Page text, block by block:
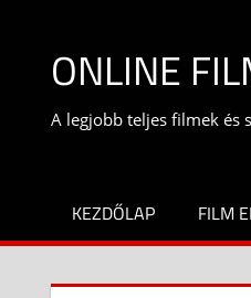
contentONLINE
A legjobb teljes filmek és
KEZDŐLAP FILM